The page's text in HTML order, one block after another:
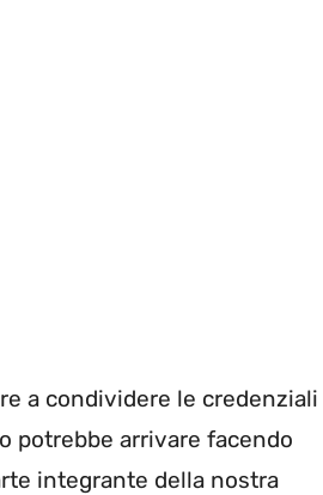
a condividere le credenziali
potrebbe arrivare facendo
integrante della nostra